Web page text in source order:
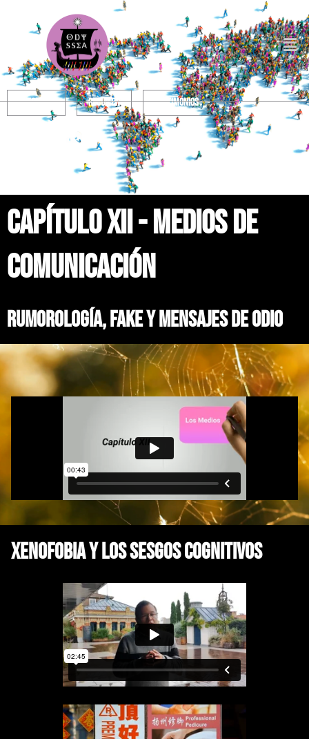
mitología resumen testimonios
medios
capítulo xiI - medios de
comunicación
rumorología, fake y mensajes de odio
xenofobia y los sesgos cognitivos